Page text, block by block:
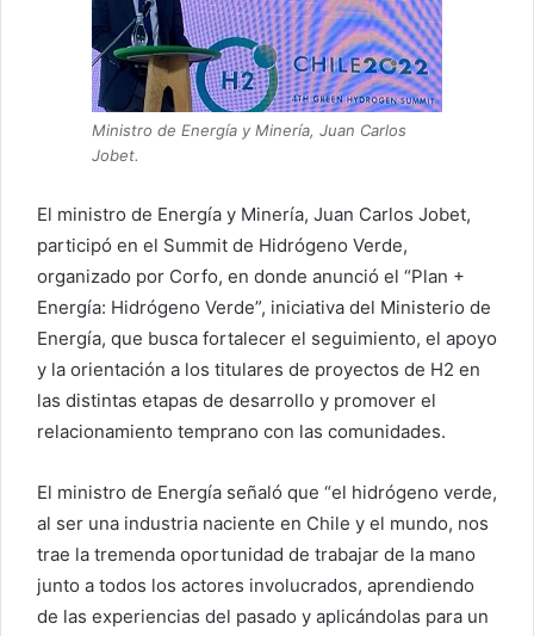
Ministro de Energía y Minería, Juan Carlos
Jobet.
El ministro de Energía y Minería, Juan Carlos Jobet,
participó en el Summit de Hidrógeno Verde,
organizado por Corfo, en donde anunció el “Plan +
Energía: Hidrógeno Verde”, iniciativa del Ministerio de
Energía, que busca fortalecer el seguimiento, el apoyo
y la orientación a los titulares de proyectos de H2 en
las distintas etapas de desarrollo y promover el
relacionamiento temprano con las comunidades.
El ministro de Energía señaló que “el hidrógeno verde,
al ser una industria naciente en Chile y el mundo, nos
trae la tremenda oportunidad de trabajar de la mano
junto a todos los actores involucrados, aprendiendo
de las experiencias del pasado y aplicándolas para un